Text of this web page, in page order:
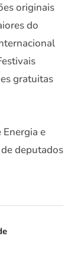
originais
do
gratuitas
e
deputados